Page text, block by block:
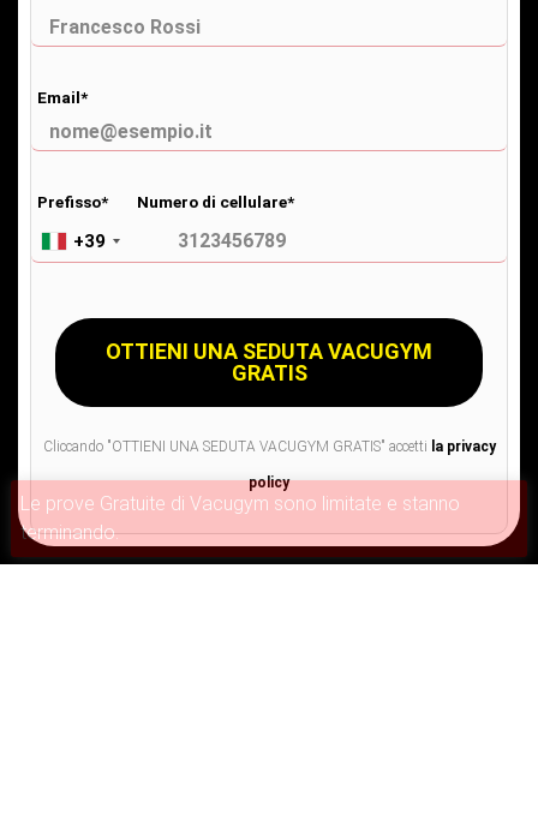
Email*
Prefisso* Numero di cellulare*
+39
Cliccando "OTTIENI UNA SEDUTA VACUGYM GRATIS" accetti la privacy
policy